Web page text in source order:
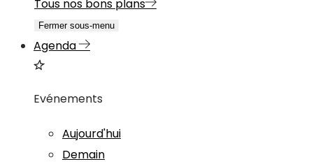
Tous nos bons plans
Fermer sous-menu
Agenda
Evénements
Aujourd'hui
Demain